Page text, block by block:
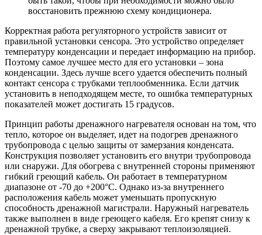
восстановить прежнюю схему кондиционера.
Корректная работа регуляторного устройств зависит от
правильной установки сенсора. Это устройство определяет
температуру конденсации и передает информацию на прибор.
Поэтому самое лучшее место для его установки – зона
конденсации. Здесь лучше всего удается обеспечить полный
контакт сенсора с трубками теплообменника. Если датчик
установить в неподходящем месте, то ошибка температурных
показателей может достигать 15 градусов.
Принцип работы дренажного нагревателя основан на том, что
тепло, которое он выделяет, идет на подогрев дренажного
трубопровода с целью защиты от замерзания конденсата.
Конструкция позволяет установить его внутри трубопровода
или снаружи. Для обогрева с внутренней стороны применяют
гибкий греющий кабель. Он работает в температурном
диапазоне от -70 до +200°С. Однако из-за внутреннего
расположения кабель может уменьшать пропускную
способность дренажной магистрали. Наружный нагреватель
также выполнен в виде греющего кабеля. Его крепят снизу к
дренажной трубке, а сверху закрывают теплоизоляцией.